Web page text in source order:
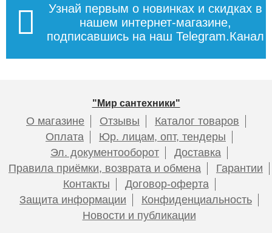
436
Подробнее
армированная Millennium
(стекловолокно) PN 25
Подробнее
армированная Millennium
(стекловолокно) PN 25
25х4,2
Подробнее
Труба полипропиленовая
армированная Millennium
(стекловолокно) PN 25
Крепление Millennium Ф25
Узнай первым о новинках и скидках в
нашем интернет-магазине,
подписавшись на наш Telegram.Канал
"Мир сантехники"
О магазине Отзывы
Каталог товаров
Оплата
Юр. лицам, опт, тендеры
Эл. документооборот
Доставка
Правила приёмки, возврата и обмена
Гарантии
Контакты
Договор-оферта
Защита информации
Конфиденциальность
Новости и публикации